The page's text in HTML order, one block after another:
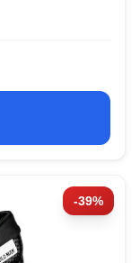
-39%